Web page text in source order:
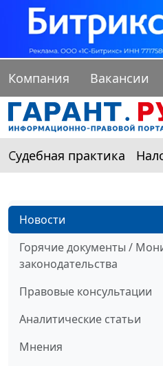
Компания Вакансии
Судебная практика
Новости
Горячие документы /
законодательства
Правовые консультации
Аналитические статьи
Мнения